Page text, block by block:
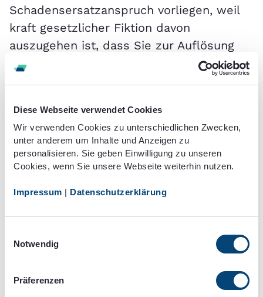
Diese Webseite verwendet Cookies
Wir verwenden Cookies zu unterschiedlichen Zwecken,
unter anderem um Inhalte und Anzeigen zu
personalisieren. Sie geben Einwilligung zu unseren
Cookies, wenn Sie unsere Webseite weiterhin nutzen.
Impressum | Datenschutzerklärung
Notwendig
Präferenzen
Schadensersatzanspruch vorliegen, weil
kraft gesetzlicher Fiktion davon
auszugehen ist, dass Sie zur Auflösung
des
genötigt wurden (§
2
Kündigungsfristen vertraglich
geregelt: Was gilt für
Arbeitnehmer?
Fristen bei der Kündigung
Arbeitnehmer können auch auf
von beiden Parteien unterschrieben wird,
Arbeitnehmer auch mit einer vom Gesetz